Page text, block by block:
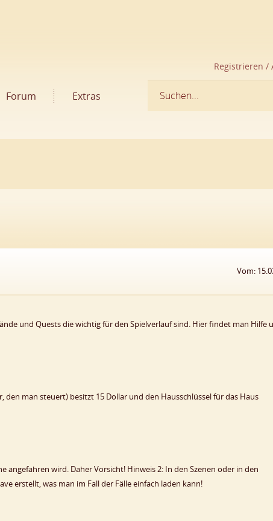
Registrieren /
Forum Extras
Vom:
und Quests die wichtig für den Spielverlauf sind. Hier findet man Hilfe
den man steuert) besitzt 15 Dollar und den Hausschlüssel für das Haus
wird. Daher Vorsicht! Hinweis 2: In den Szenen oder in den
erstellt, was man im Fall der Fälle einfach laden kann!